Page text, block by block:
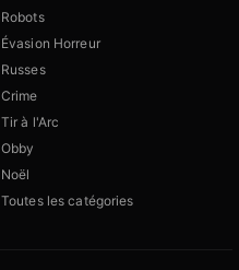
Robots
Évasion Horreur
Russes
Crime
Tir à l'Arc
Obby
Noël
Toutes les catégories